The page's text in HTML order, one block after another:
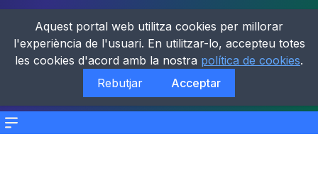
Menu
Aquest portal web utilitza cookies per millorar
l'experiència de l'usuari. En utilitzar-lo, accepteu totes
les cookies d'acord amb la nostra política de cookies.
Rebutjar
Acceptar